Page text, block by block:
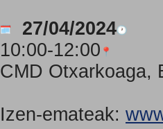
27/04/2024
10:00-12:00
CMD Otxarkoaga,
Izen-emateak: